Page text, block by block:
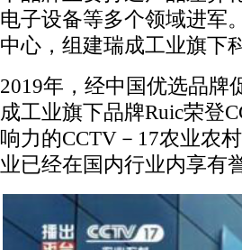
电子设备等多个领域进军
中心，组建瑞成工业旗下
2019年，经中国优选品牌
成工业旗下品牌Ruic荣登
响力的CCTV－17农业农
业已经在国内行业内享有